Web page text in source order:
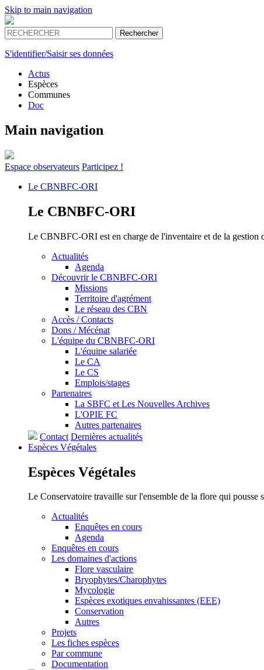
Skip to main navigation
S'identifier/Saisir ses données
Actus
Espèces
Communes
Doc
Main navigation
Espace observateurs Participez !
Le CBNBFC-ORI
Le CBNBFC-ORI
Le CBNBFC-ORI est en charge de l'inventaire et de la gestion
Actualités
Agenda
Découvrir le CBNBFC-ORI
Missions
Territoire d'agrément
Le réseau des CBN
Accès / Contacts
Dons / Mécénat
L'équipe du CBNBFC-ORI
L'équipe salariée
Le CA
Le CS
Emplois/stages
Partenaires
La SBFC et Les Nouvelles Archives
L'OPIE FC
Autres partenaires
Contact Dernières actualités
Espèces Végétales
Espèces Végétales
Le Conservatoire travaille sur l'ensemble de la flore qui pousse
Actualités
Enquêtes en cours
Agenda
Enquêtes en cours
Les domaines d'actions
Flore vasculaire
Bryophytes/Charophytes
Mycologie
Espèces exotiques envahissantes (EEE)
Conservation
Autres
Projets
Les fiches espèces
Par commune
Documentation